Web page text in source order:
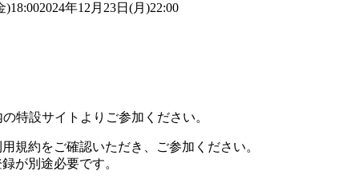
)18:002024年12月23日(月)22:00
の特設サイトよりご参加ください。
規約をご確認いただき、ご参加ください。
が別途必要です。